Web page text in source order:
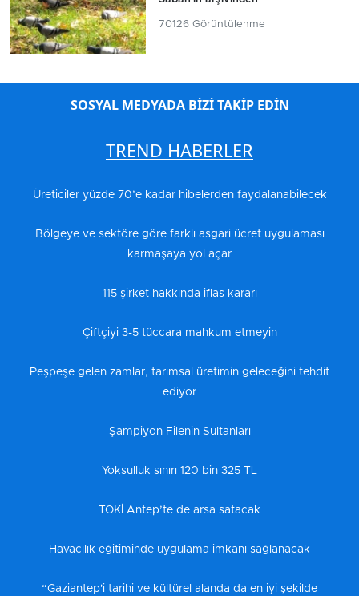
70126 Görüntülenme
SOSYAL MEDYADA BİZİ TAKİP EDİN
TREND HABERLER
Üreticiler yüzde 70’e kadar hibelerden faydalanabilecek
Bölgeye ve sektöre göre farklı asgari ücret uygulaması
karmaşaya yol açar
115 şirket hakkında iflas kararı
Çiftçiyi 3-5 tüccara mahkum etmeyin
Peşpeşe gelen zamlar, tarımsal üretimin geleceğini tehdit
ediyor
Şampiyon Filenin Sultanları
Yoksulluk sınırı 120 bin 325 TL
TOKİ Antep’te de arsa satacak
Havacılık eğitiminde uygulama imkanı sağlanacak
“Gaziantep'i tarihi ve kültürel alanda da en iyi şekilde